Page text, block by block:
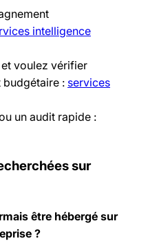
intelligence
et voulez vérifier
budgétaire : services
un audit rapide :
sur
être hébergé sur
?